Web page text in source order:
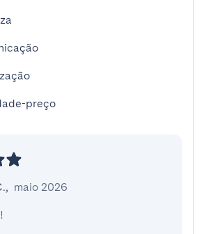
preço
, maio 2026